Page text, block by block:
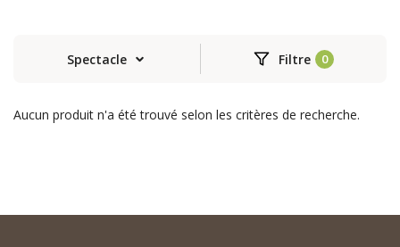
Spectacle Filtre
Aucun produit n'a été trouvé selon les critères de recherche.